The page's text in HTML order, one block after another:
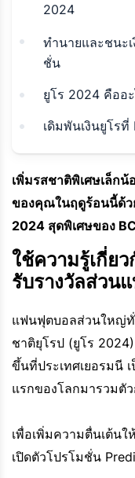
2024
ทำนายและชนะ
ชั่น
ยูโร 2024 คืออ
เดิมพันเงินยูโรที่
เพิ่มรสชาติพิเศษเล็ก
ของคุณในฤดูร้อนนี้ด้ว
2024 สุดพิเศษของ
ใช้ความรู้เกี่ย
รับรางวัลส่วน
แฟนฟุตบอลส่วนใหญ่
ชาติยุโรป (ยูโร
ขึ้นที่ประเทศเยอรมนี
แรกของโลกมารวมตั
เพื่อเพิ่มความตื่นเต้น
เปิดตัวโปรโมชั่น